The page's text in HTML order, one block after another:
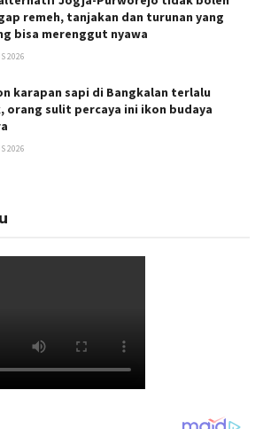
remeh, tanjakan dan turunan yang
bisa merenggut nyawa
2026
karapan sapi di Bangkalan terlalu
orang sulit percaya ini ikon budaya
2026